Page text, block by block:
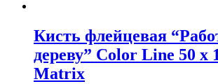
Кисть флейцевая
дереву” Color Line 50 х
Matrix